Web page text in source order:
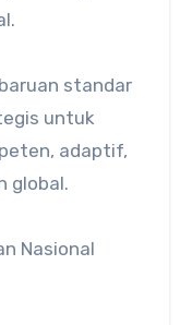
standar
untuk
adaptif,
global.
Nasional